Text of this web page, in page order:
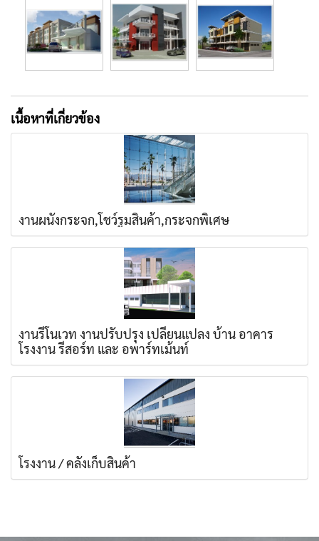
เนื้อหาที่เกี่ยวข้อง
งานผนังกระจก,โชว์รูมสินค้า,กระจกพิเศษ
งานรีโนเวท งานปรับปรุง เปลี่ยนแปลง บ้าน อาคาร
โรงงาน รีสอร์ท และ อพาร์ทเม้นท์
โรงงาน / คลังเก็บสินค้า